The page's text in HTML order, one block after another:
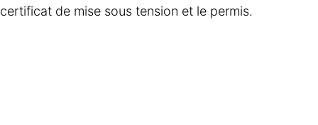
certificat de mise sous tension et le permis.